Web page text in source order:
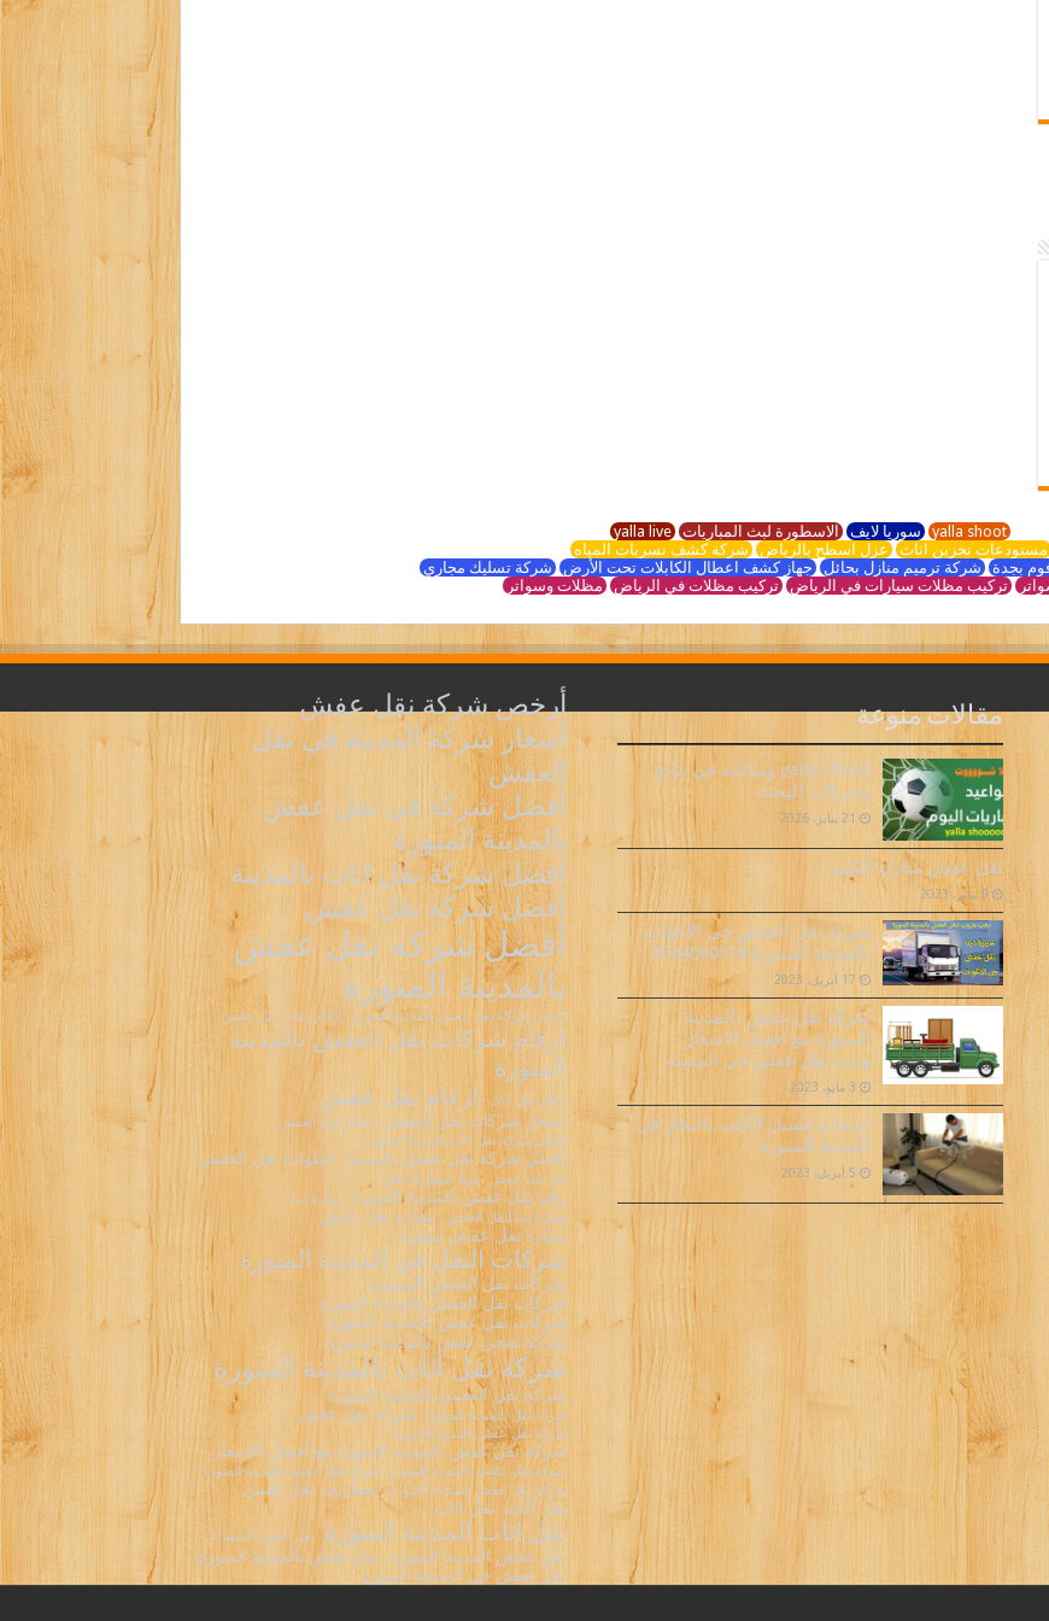
yalla shoot سوريا لايف الاسطورة لبث المباريات yalla live
تخزين اثاث عزل اسطح بالرياض شركة كشف تسربات المياه
بجدة شركة ترميم منازل بحائل جهاز كشف اعطال الكابلات تحت الأرض شركة تسليك مجاري
تركيب مظلات سيارات في الرياض تركيب مظلات في الرياض مظلات وسواتر
مقالات منوعة
yalla shoot ومكانته في نتائج
محركات البحث
21 يناير، 2026
نقل عفش مبارك الكبير
9 يناير، 2023
شركة نقل العفش حي الأغوات
بالمدينة المنورة 0544090518
17 أبريل، 2023
شركة نقل عفش بالمدينة
المنورة مع أفضل الاسعار –
ونيت نقل عفش فى المدينة
3 مايو، 2023
خدمات غسيل الكنب بالبخار في
المدينة المنورة
5 أبريل، 2023
أرخص شركة نقل عفش
أسعار شركة المدينة في نقل
العفش
أفضل شركة فى نقل عفش
بالمدينة المنورة
أفضل شركة نقل اثاث بالمدينة
أفضل شركة نقل عفش
أفضل شركة نقل عفش
بالمدينة المنورة
ارخص شركة نقل عفش بالمدينة المنورة ارقام دينات نقل عفش
ارقام شركات نقل العفش بالمدينه
المنورة
ارقام نقل اثاث ارقام نقل عفش
اسعار شركات نقل العفش
اسعار نقل العفش
افضل شركة نقل اثاث بالمدينة المنورة
افضل شركة نقل عفش بالمدينة خطوات نقل العفش
دنه نقل عفش
دينا سيارة نقل
رقم نقل عفش بالمدينة المنورة
سيارة دينا
سيارة دينا لنقل العفش
سيارة نقل عفش
سيارة نقل عفش صغيرة
شركات النقل في المدينة المنورة
شركات نقل العفش المتميزة
شركات نقل العفش بالمدينة المنورة
شركات نقل عفش بالمدينة المنورة
شركة شحن عفش بالمدينة المنورة
شركة نقل أثاث بالمدينة المنورة
شركة نقل العفش بالمدينة المنورة
شركة نقل بالمدينة المنورة شركة نقل عفش
شركة نقل عفش المدينة المنورة
شركة نقل عفش بالمدينة المنورة مع أفضل الاسعار
شركة نقل عفش بالمدينه المنوره
شركه نقل عفش بالمدينة المنورة
شركه نقل عفش بالمدينه المنورة
مصاريف نقل عفش
نقل أثاث
نقل اثاث
نقل اثاث المدينة المنورة نقل عفش الشهداء
نقل عفش المدينة المنورة
نقل عفش بالمدينة المنورة
نقل عفش في المدينة المنورة